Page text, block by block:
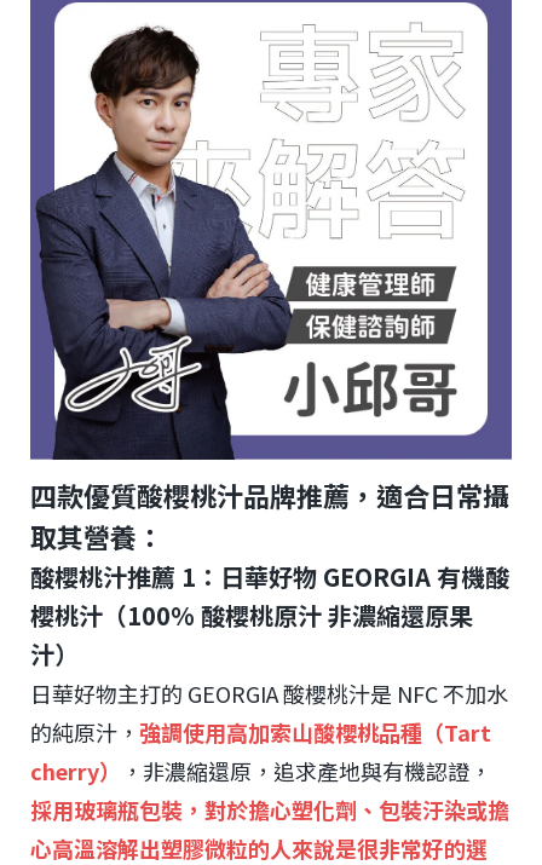
四款優質酸櫻桃汁品牌推薦，適合日常攝
取其營養：
酸櫻桃汁推薦 1：日華好物 GEORGIA 有機酸
櫻桃汁（100% 酸櫻桃原汁 非濃縮還原果
汁）
日華好物主打的 GEORGIA 酸櫻桃汁是 NFC 不加水
的純原汁， 強調使用高加索山酸櫻桃品種（Tart
cherry）
，非濃縮還原，追求產地與有機認證，
採用玻璃瓶包裝，對於擔心塑化劑、包裝汙染或擔
心高溫溶解出塑膠微粒的人來說是很非常好的選